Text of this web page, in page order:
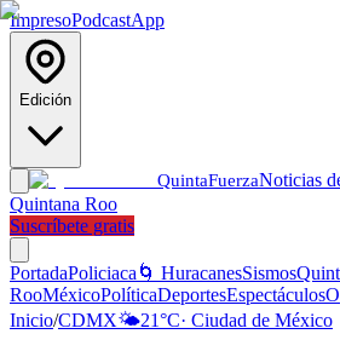
ImpresoPodcastApp
Edición
QuintaFuerzaNoticias
Quintana Roo
Suscríbete gratis
PortadaPoliciaca 🌀 HuracanesSismos
RooMéxicoPolíticaDeportesEspectáculos
Inicio/CDMX🌤️21°C· Ciudad de México